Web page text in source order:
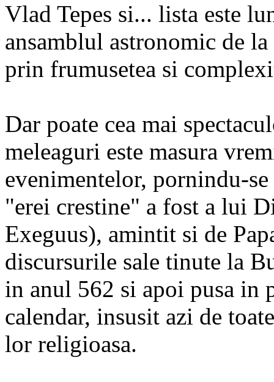
Vlad Tepes si... lista este
ansamblul astronomic de
prin frumusetea si
Dar poate cea mai
meleaguri este masura
evenimentelor, pornindu-
"erei crestine" a fost a lui
Exeguus), amintit si de
discursurile sale tinute la
in anul 562 si apoi pusa in
calendar, insusit azi de
lor religioasa.